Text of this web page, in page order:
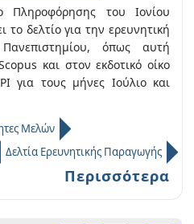
Πληροφόρησης του Ιονίου
το δελτίο για την ερευνητική
όπως αυτή
και στον εκδοτικό οίκο
για τους μήνες Ιούλιο και
Μελών
Δελτία Ερευνητικής Παραγωγής
Περισσότερα